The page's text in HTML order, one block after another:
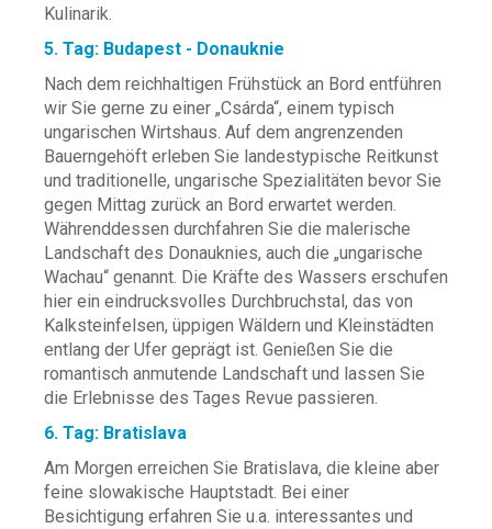
Kulinarik.
5. Tag: Budapest - Donauknie
Nach dem reichhaltigen Frühstück an Bord entführen
wir Sie gerne zu einer „Csárda“, einem typisch
ungarischen Wirtshaus. Auf dem angrenzenden
Bauerngehöft erleben Sie landestypische Reitkunst
und traditionelle, ungarische Spezialitäten bevor Sie
gegen Mittag zurück an Bord erwartet werden.
Währenddessen durchfahren Sie die malerische
Landschaft des Donauknies, auch die „ungarische
Wachau“ genannt. Die Kräfte des Wassers erschufen
hier ein eindrucksvolles Durchbruchstal, das von
Kalksteinfelsen, üppigen Wäldern und Kleinstädten
entlang der Ufer geprägt ist. Genießen Sie die
romantisch anmutende Landschaft und lassen Sie
die Erlebnisse des Tages Revue passieren.
6. Tag: Bratislava
Am Morgen erreichen Sie Bratislava, die kleine aber
feine slowakische Hauptstadt. Bei einer
Besichtigung erfahren Sie u.a. interessantes und